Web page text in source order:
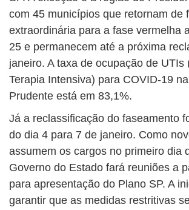
com 45 municípios que retornam de
extraordinária para a fase vermelha
25 e permanecem até a próxima
janeiro. A taxa de ocupação de UTIs
Terapia Intensiva) para COVID-19
Prudente está em 83,1%.
Já a reclassificação do faseamento
do dia 4 para 7 de janeiro. Como
assumem os cargos no primeiro dia
Governo do Estado fará reuniões a
para apresentação do Plano SP. A
garantir que as medidas restritivas